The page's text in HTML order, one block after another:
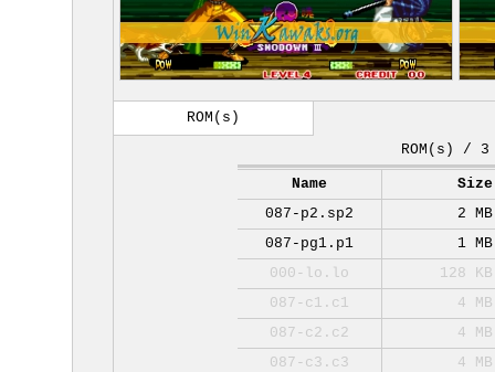
ROM(s)
ROM(s) / 3
Name
Size
087-p2.sp2
2 MB
087-pg1.p1
1 MB
000-lo.lo
128 KB
087-c1.c1
4 MB
087-c2.c2
4 MB
087-c3.c3
4 MB